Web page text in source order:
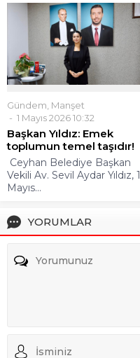
Gündem Manşet
1 Mayıs 2026 10:32
Başkan Yıldız: Emek
toplumun temel taşıdır!
Ceyhan Belediye Başkan
Vekili Av. Sevil Aydar Yıldız, 1
Mayıs...
YORUMLAR